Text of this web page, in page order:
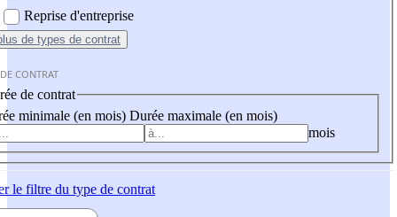
Reprise d'entreprise
de types de contrat
CONTRAT
de contrat
minimale (en mois) Durée maximale (en mois)
mois
le filtre du type de contrat